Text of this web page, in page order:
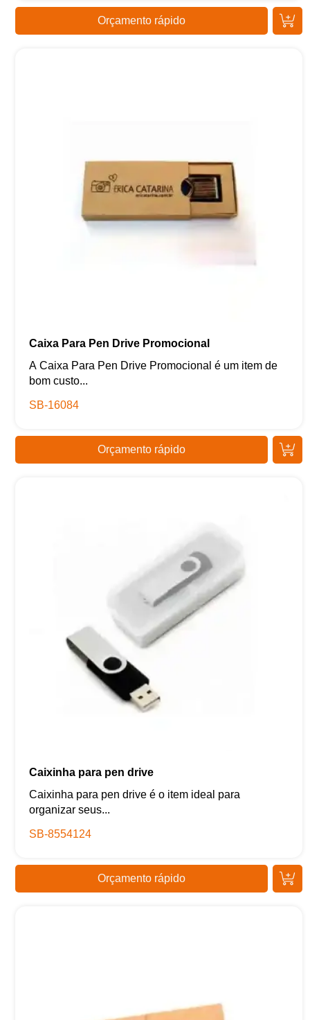
Orçamento rápido
Caixa Para Pen Drive Promocional
A Caixa Para Pen Drive Promocional é um item de
bom custo...
SB-16084
Orçamento rápido
Caixinha para pen drive
Caixinha para pen drive é o item ideal para
organizar seus...
SB-8554124
Orçamento rápido